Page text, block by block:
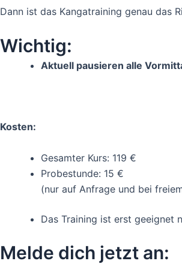
Dann ist das Kangatraining genau das
Wichtig:
Aktuell pausieren alle
Kosten:
Gesamter Kurs: 119 €
Probestunde: 15 €
(nur auf Anfrage und bei
Das Training ist erst geeignet
Melde dich jetzt an: